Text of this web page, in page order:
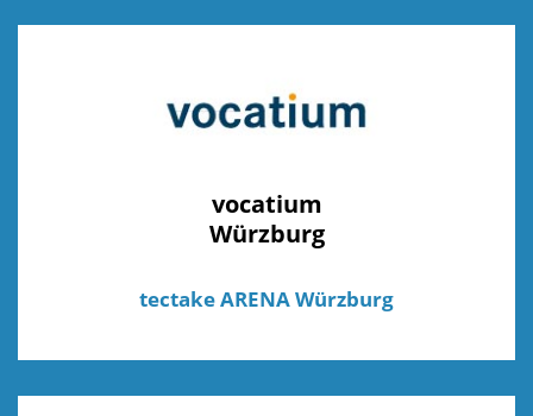
vocatium
Würzburg
tectake ARENA Würzburg